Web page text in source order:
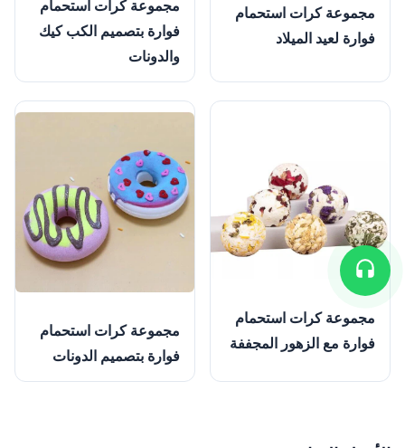
مجموعة كرات استحمام
فوارة لعيد الميلاد
مجموعة كرات استحمام
فوارة بتصميم الكب كيك
والدونات
مجموعة كرات استحمام
فوارة مع الزهور المجففة
مجموعة كرات استحمام
فوارة بتصميم الدونات